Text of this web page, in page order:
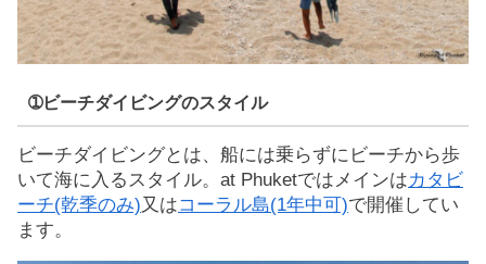
➀ビーチダイビングのスタイル
ビーチダイビングとは、船には乗らずにビーチから歩
いて海に入るスタイル。at Phuketではメインはカタビ
ーチ(乾季のみ)又はコーラル島(1年中可)で開催してい
ます。